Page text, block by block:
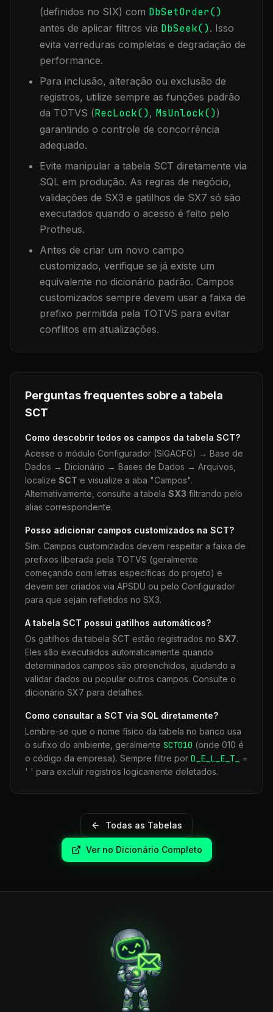
(definidos no SIX) com DbSetOrder()
antes de aplicar filtros via DbSeek(). Isso
evita varreduras completas e degradação de
performance.
Para inclusão, alteração ou exclusão de
registros, utilize sempre as funções padrão
da TOTVS (RecLock(), MsUnlock())
garantindo o controle de concorrência
adequado.
Evite manipular a tabela SCT diretamente via
SQL em produção. As regras de negócio,
validações de SX3 e gatilhos de SX7 só são
executados quando o acesso é feito pelo
Protheus.
Antes de criar um novo campo
customizado, verifique se já existe um
equivalente no dicionário padrão. Campos
customizados sempre devem usar a faixa de
prefixo permitida pela TOTVS para evitar
conflitos em atualizações.
Perguntas frequentes sobre a tabela
SCT
Como descobrir todos os campos da tabela SCT?
Acesse o módulo Configurador (SIGACFG) → Base de
Dados → Dicionário → Bases de Dados → Arquivos,
localize SCT e visualize a aba "Campos".
Alternativamente, consulte a tabela SX3 filtrando pelo
alias correspondente.
Posso adicionar campos customizados na SCT?
Sim. Campos customizados devem respeitar a faixa de
prefixos liberada pela TOTVS (geralmente
começando com letras específicas do projeto) e
devem ser criados via APSDU ou pelo Configurador
para que sejam refletidos no SX3.
A tabela SCT possui gatilhos automáticos?
Os gatilhos da tabela SCT estão registrados no SX7.
Eles são executados automaticamente quando
determinados campos são preenchidos, ajudando a
validar dados ou popular outros campos. Consulte o
dicionário SX7 para detalhes.
Como consultar a SCT via SQL diretamente?
Lembre-se que o nome físico da tabela no banco usa
o sufixo do ambiente, geralmente SCT010 (onde 010 é
o código da empresa). Sempre filtre por D_E_L_E_T_
=
' ' para excluir registros logicamente deletados.
Todas as Tabelas
Ver no Dicionário Completo